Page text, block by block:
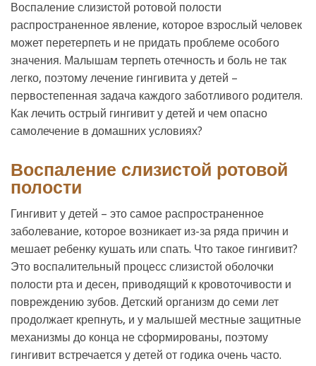
Воспаление слизистой ротовой полости
распространенное явление, которое взрослый человек
может перетерпеть и не придать проблеме особого
значения. Малышам терпеть отечность и боль не так
легко, поэтому лечение гингивита у детей –
первостепенная задача каждого заботливого родителя.
Как лечить острый гингивит у детей и чем опасно
самолечение в домашних условиях?
Воспаление слизистой ротовой
полости
Гингивит у детей – это самое распространенное
заболевание, которое возникает из-за ряда причин и
мешает ребенку кушать или спать. Что такое гингивит?
Это воспалительный процесс слизистой оболочки
полости рта и десен, приводящий к кровоточивости и
повреждению зубов. Детский организм до семи лет
продолжает крепнуть, и у малышей местные защитные
механизмы до конца не сформированы, поэтому
гингивит встречается у детей от годика очень часто.